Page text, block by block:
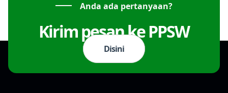
Anda ada pertanyaan?
Kirim pesan ke PPSW
Disini